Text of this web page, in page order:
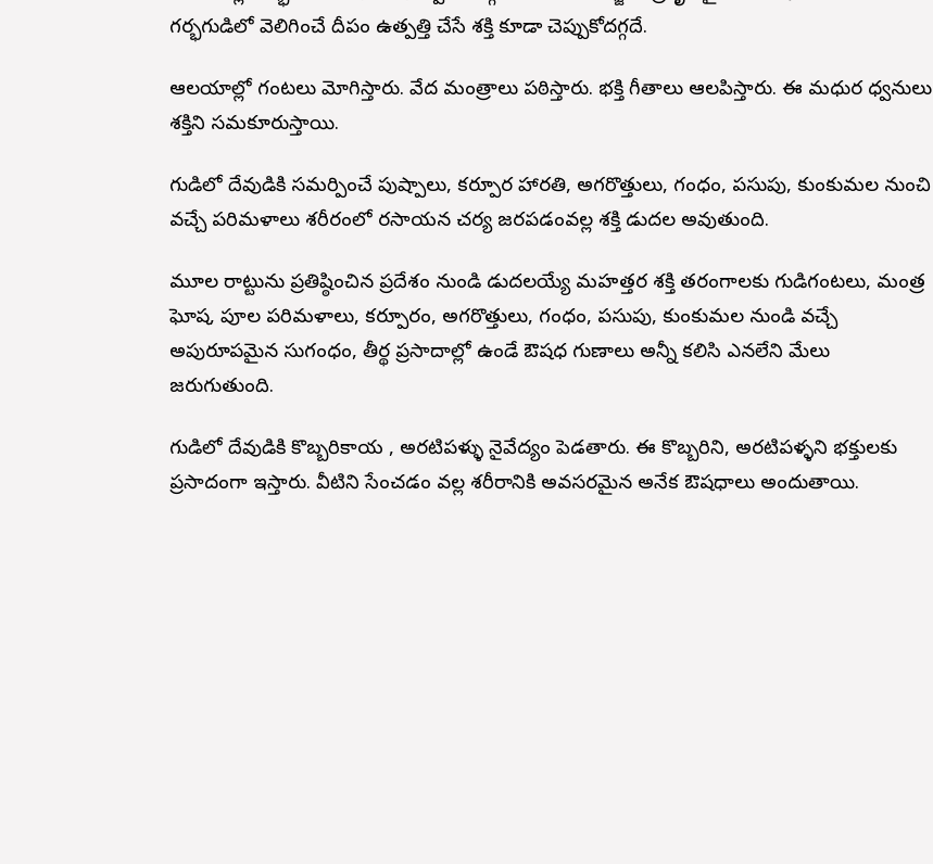
గర్భగుడిలో వెలిగించే దీపం ఉత్పత్తి చేసే శక్తి కూడా చెప్పుకోదగ్గదే.
ఆలయాల్లో గంటలు మోగిస్తారు. వేద మంత్రాలు పఠిస్తారు. భక్తి గీతాలు ఆలపిస్తారు. ఈ మధుర ధ్వనులు
శక్తిని సమకూరుస్తాయి.
గుడిలో దేవుడికి సమర్పించే పుష్పాలు, కర్పూర హారతి, అగరొత్తులు, గంధం, పసుపు, కుంకుమల నుంచి
వచ్చే పరిమళాలు శరీరంలో రసాయన చర్య జరపడంవల్ల శక్తి విడుదల అవుతుంది.
మూల విరాట్టును ప్రతిష్ఠించిన ప్రదేశం నుండి విడుదలయ్యే మహత్తర శక్తి తరంగాలకు గుడిగంటలు, మంత్ర
ఘోష, పూల పరిమళాలు, కర్పూరం, అగరొత్తులు, గంధం, పసుపు, కుంకుమల నుండి వచ్చే
అపురూపమైన సుగంధం, తీర్థ ప్రసాదాల్లో ఉండే ఔషధ గుణాలు అన్నీ కలిసి ఎనలేని మేలు
జరుగుతుంది.
గుడిలో దేవుడికి కొబ్బరికాయ , అరటిపళ్ళు నైవేద్యం పెడతారు. ఈ కొబ్బరిని, అరటిపళ్ళని భక్తులకు
ప్రసాదంగా ఇస్తారు. వీటిని సేవించడం వల్ల శరీరానికి అవసరమైన అనేక ఔషధాలు అందుతాయి.